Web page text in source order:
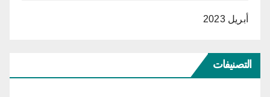
أبريل 2023
التصنيفات